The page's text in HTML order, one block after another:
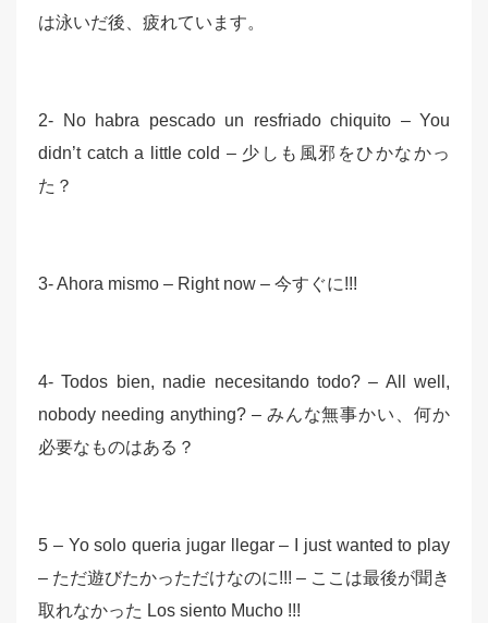
は泳いだ後、疲れています。
2- No habra pescado un resfriado chiquito – You
didn’t catch a little cold – 少しも風邪をひかなかっ
た？
3- Ahora mismo – Right now – 今すぐに!!!
4- Todos bien, nadie necesitando todo? – All well,
nobody needing anything? – みんな無事かい、何か
必要なものはある？
5 – Yo solo queria jugar llegar – I just wanted to play
– ただ遊びたかっただけなのに!!! – ここは最後が聞き
取れなかった Los siento Mucho !!!